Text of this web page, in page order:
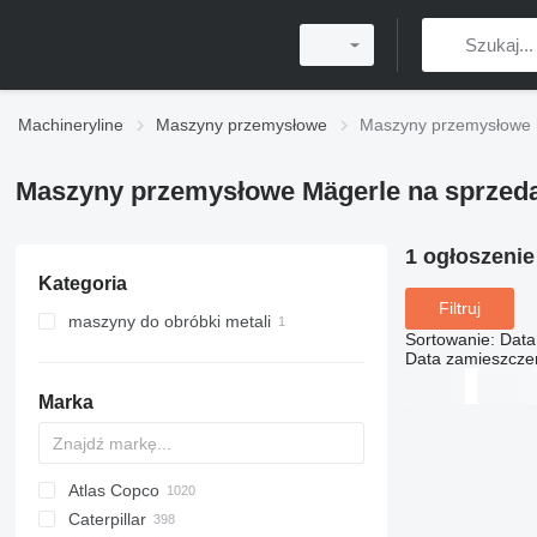
Machineryline Maszyny przemysłowe Maszyny przemysłowe
Maszyny przemysłowe Mägerle na
Kategoria
maszyny do obróbki metali
Marka
PDS
APD
AB
Ensis
Pega
VZ
AG3
Atlas Copco
DrillAir
QAS
PDP
E-series
B-series
BM
GFS
VT
Rover
533
Airpure
BySprint Fiber
CK
SR
Caterpillar
1
Filtruj
Sortowanie:
Data